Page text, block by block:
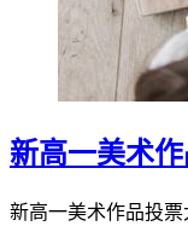
新高一美术
新高一美术作品投